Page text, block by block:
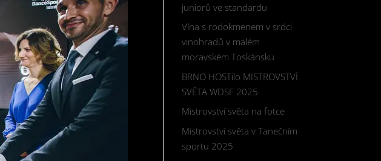
juniorů ve standardu
Vína s rodokmenem v srdci
vinohradů v malém
moravském Toskánsku
BRNO HOSTilo MISTROVSTVÍ
SVĚTA WDSF 2025
Mistrovství světa na fotce
Mistrovství světa v Tanečním
sportu 2025